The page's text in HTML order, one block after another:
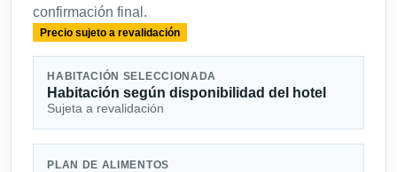
confirmación final.
Precio sujeto a revalidación
HABITACIÓN SELECCIONADA
Habitación según disponibilidad del hotel
Sujeta a revalidación
PLAN DE ALIMENTOS